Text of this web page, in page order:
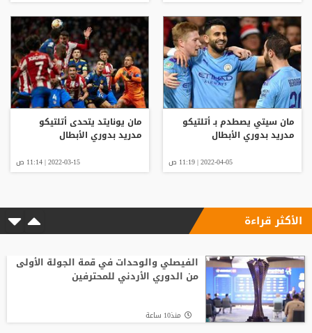
مان سيتي يصطدم بـ أتلتيكو
مدريد بدوري الأبطال
2022-04-05 | 11:19 ص
مان يونايتد يتحدى أتلتيكو
مدريد بدوري الأبطال
2022-03-15 | 11:14 ص
الأكثر قراءة
الفيصلي والوحدات في قمة الجولة الأولى
من الدوري الأردني للمحترفين
منذ10 ساعة